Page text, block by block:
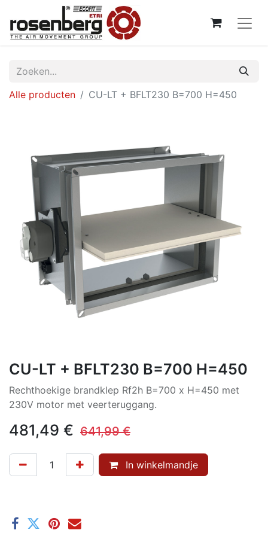
Alle producten CU-LT + BFLT230 B=700 H=450
CU-LT + BFLT230 B=700 H=450
Rechthoekige brandklep Rf2h B=700 x H=450 met
230V motor met veerteruggang.
481,49 € 641,99€
In winkelmandje